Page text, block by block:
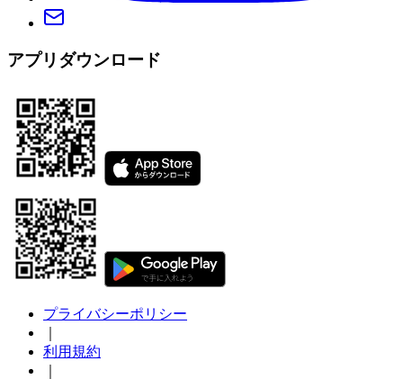
アプリダウンロード
プライバシーポリシー
利用規約